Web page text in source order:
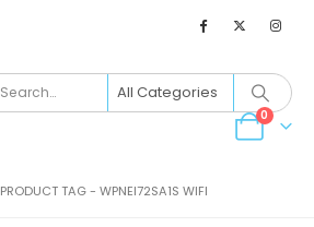
0
PRODUCT TAG -WPNEI72SA1S WIFI